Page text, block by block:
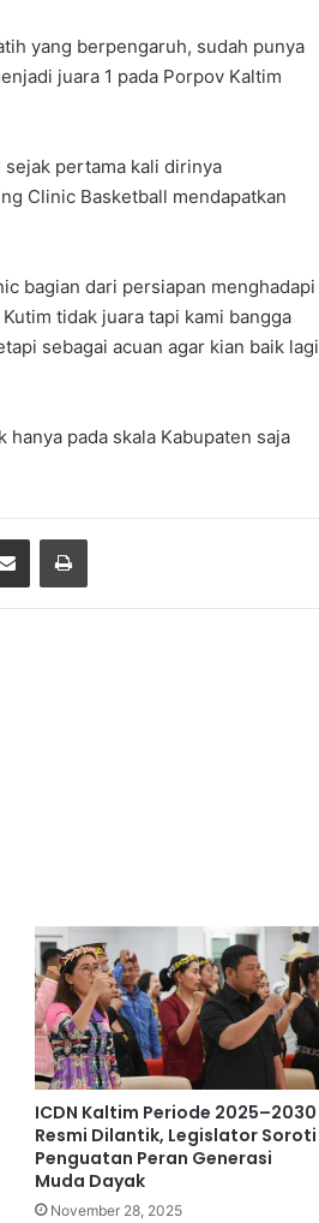
yang berpengaruh, sudah punya
juara 1 pada Porpov Kaltim
pertama kali dirinya
Clinic Basketball mendapatkan
bagian dari persiapan menghadapi
tidak juara tapi kami bangga
sebagai acuan agar kian baik lagi
pada skala Kabupaten saja
ICDN Kaltim Periode 2025–2030
Resmi Dilantik, Legislator Soroti
Penguatan Peran Generasi
Muda Dayak
November 28, 2025